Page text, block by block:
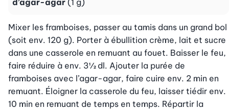
d’agar-agar (1 g)
Mixer les framboises, passer au tamis dans un grand bol
(soit env. 120 g). Porter à ébullition crème, lait et sucre
dans une casserole en remuant au fouet. Baisser le feu,
faire réduire à env. 3½ dl. Ajouter la purée de
framboises avec l’agar-agar, faire cuire env. 2 min en
remuant. Éloigner la casserole du feu, laisser tiédir env.
10 min en remuant de temps en temps. Répartir la